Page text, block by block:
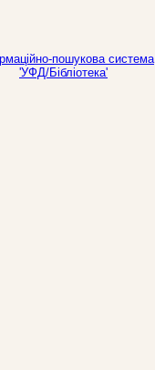
пошукова система
'УФД/Бібліотека'